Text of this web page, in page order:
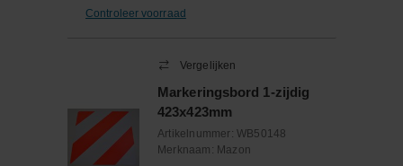
Controleer voorraad
Vergelijken
Markeringsbord 1-zijdig
423x423mm
Artikelnummer: WB50148
Merknaam: Mazon